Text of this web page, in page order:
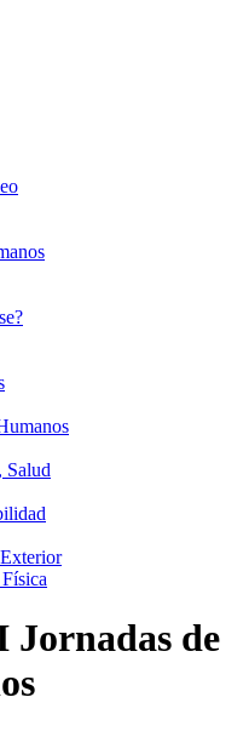
Salud
de